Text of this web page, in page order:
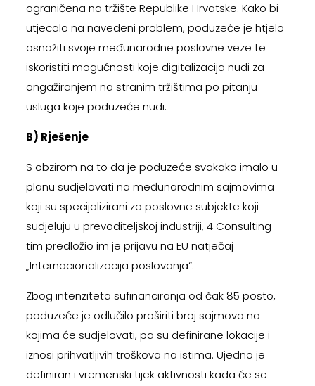
ograničena na tržište Republike Hrvatske. Kako bi
utjecalo na navedeni problem, poduzeće je htjelo
osnažiti svoje međunarodne poslovne veze te
iskoristiti mogućnosti koje digitalizacija nudi za
angažiranjem na stranim tržištima po pitanju
usluga koje poduzeće nudi.
B) Rješenje
S obzirom na to da je poduzeće svakako imalo u
planu sudjelovati na međunarodnim sajmovima
koji su specijalizirani za poslovne subjekte koji
sudjeluju u prevoditeljskoj industriji, 4 Consulting
tim predložio im je prijavu na EU natječaj
„Internacionalizacija poslovanja“.
Zbog intenziteta sufinanciranja od čak 85 posto,
poduzeće je odlučilo proširiti broj sajmova na
kojima će sudjelovati, pa su definirane lokacije i
iznosi prihvatljivih troškova na istima. Ujedno je
definiran i vremenski tijek aktivnosti kada će se